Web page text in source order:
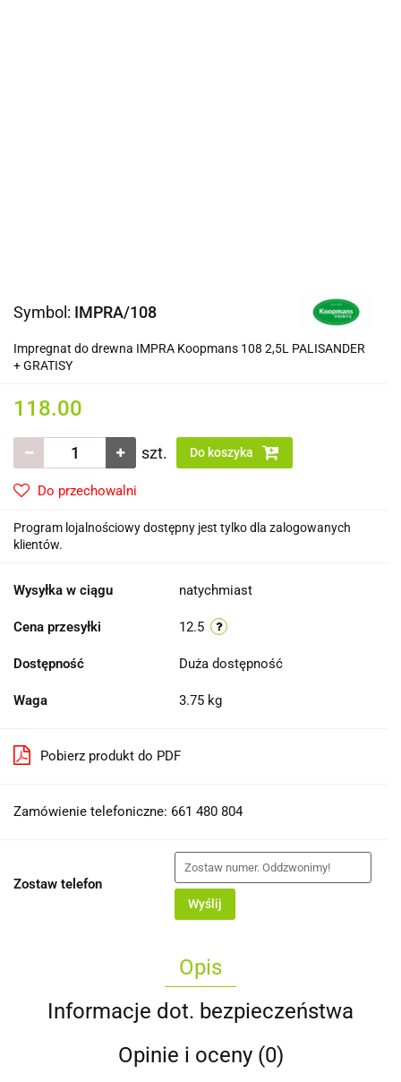
Symbol: IMPRA/108
Impregnat do drewna IMPRA Koopmans 108 2,5L PALISANDER
+ GRATISY
118.00
szt. Do koszyka
Do przechowalni
Program lojalnościowy dostępny jest tylko dla zalogowanych
klientów.
Wysyłka w ciągu natychmiast
Cena przesyłki 12.5
Dostępność Duża dostępność
Waga 3.75 kg
Pobierz produkt do PDF
Zamówienie telefoniczne: 661 480 804
Zostaw telefon
Wyślij
Opis
Informacje dot. bezpieczeństwa
Opinie i oceny (0)